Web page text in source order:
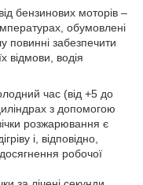
бензинових моторів –
обумовлені
повинні забезпечити
відмови, водія
час (від +5 до
з допомогою
розжарювання є
і, відповідно,
робочої